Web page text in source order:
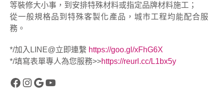
等裝修大小事，到安排特殊材料或指定品牌材料施工；
從一般規格品到特殊客製化產品，城市工程均能配合服
務。
*/加入LINE@立即連繫 https://goo.gl/xFhG6X
*/填寫表單專人為您服務>>https://reurl.cc/L1bx5y
Facebook
Instagram
Google
YouTube